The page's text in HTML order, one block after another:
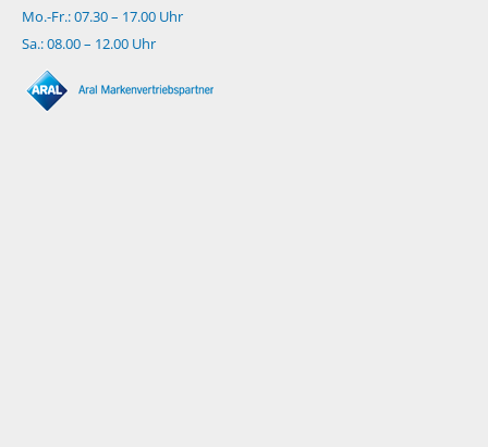
Mo.-Fr.: 07.30 – 17.00 Uhr
Sa.: 08.00 – 12.00 Uhr